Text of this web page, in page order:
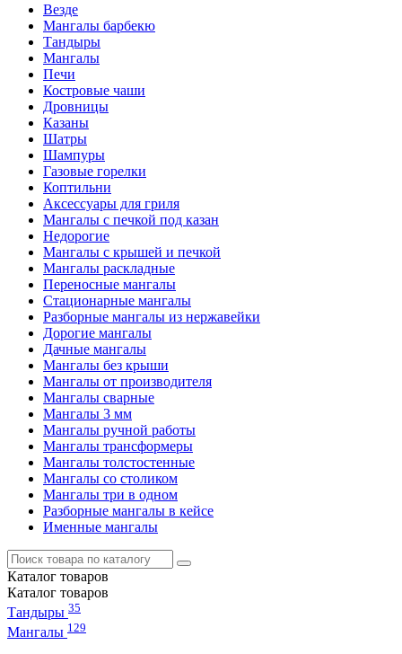
Везде
Мангалы барбекю
Тандыры
Мангалы
Печи
Костровые чаши
Дровницы
Казаны
Шатры
Шампуры
Газовые горелки
Коптильни
Аксессуары для гриля
Мангалы с печкой под казан
Недорогие
Мангалы с крышей и печкой
Мангалы раскладные
Переносные мангалы
Стационарные мангалы
Разборные мангалы из нержавейки
Дорогие мангалы
Дачные мангалы
Мангалы без крыши
Мангалы от производителя
Мангалы сварные
Мангалы 3 мм
Мангалы ручной работы
Мангалы трансформеры
Мангалы толстостенные
Мангалы со столиком
Мангалы три в одном
Разборные мангалы в кейсе
Именные мангалы
Каталог товаров
Каталог товаров
Тандыры 35
Мангалы 129